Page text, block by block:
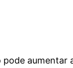
aumentar